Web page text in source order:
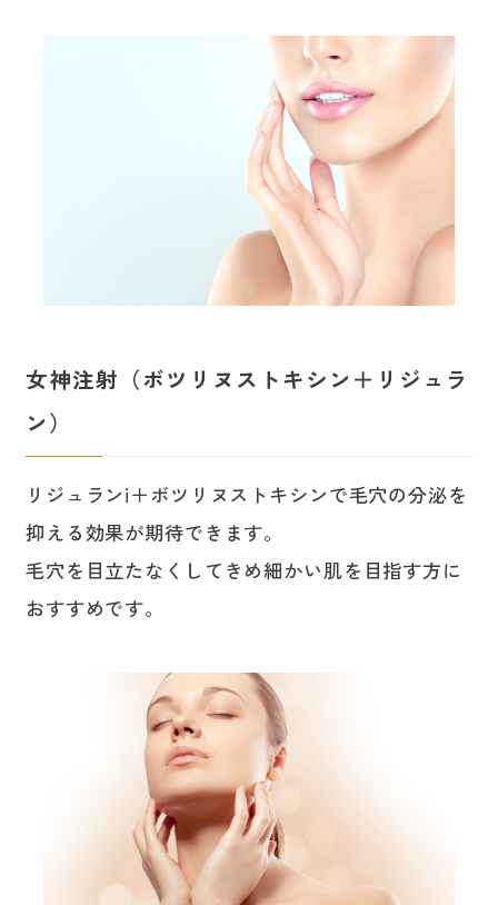
女神注射（ボツリヌストキシン＋リジュラ
ン）
リジュランi＋ボツリヌストキシンで毛穴の分泌を
抑える効果が期待できます。
毛穴を目立たなくしてきめ細かい肌を目指す方に
おすすめです。